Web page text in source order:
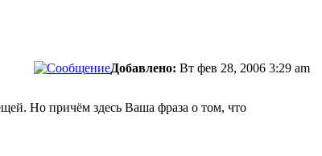
Добавлено: Вт фев 28, 2006 3:29 am
Но причём здесь Ваша фраза о том, что